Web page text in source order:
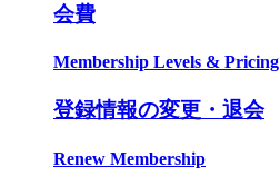
会費
Membership Levels & Pricing
登録情報の変更・退会
Renew Membership